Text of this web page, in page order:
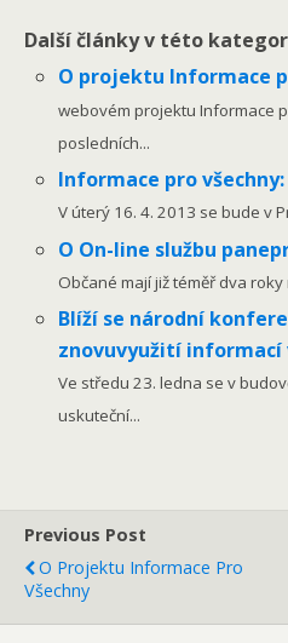
Další články v této
O projektu Informace
webovém projektu Informace
posledních...
Informace pro
V úterý 16. 4. 2013 se bude v
O On-line službu
Občané mají již téměř dva
Blíží se národní
znovuvyužití
Ve středu 23. ledna se v
uskuteční...
Previous Post
O Projektu Informace Pro
Všechny